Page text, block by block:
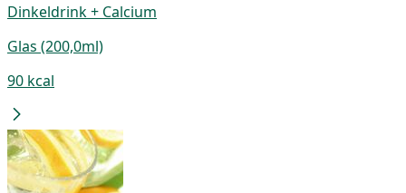
Dinkeldrink + Calcium
Glas (200,0ml)
90 kcal